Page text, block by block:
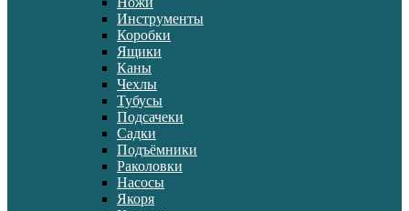
Инструменты
Коробки
Ящики
Каны
Чехлы
Тубусы
Подсачеки
Садки
Подъёмники
Раколовки
Насосы
Якоря